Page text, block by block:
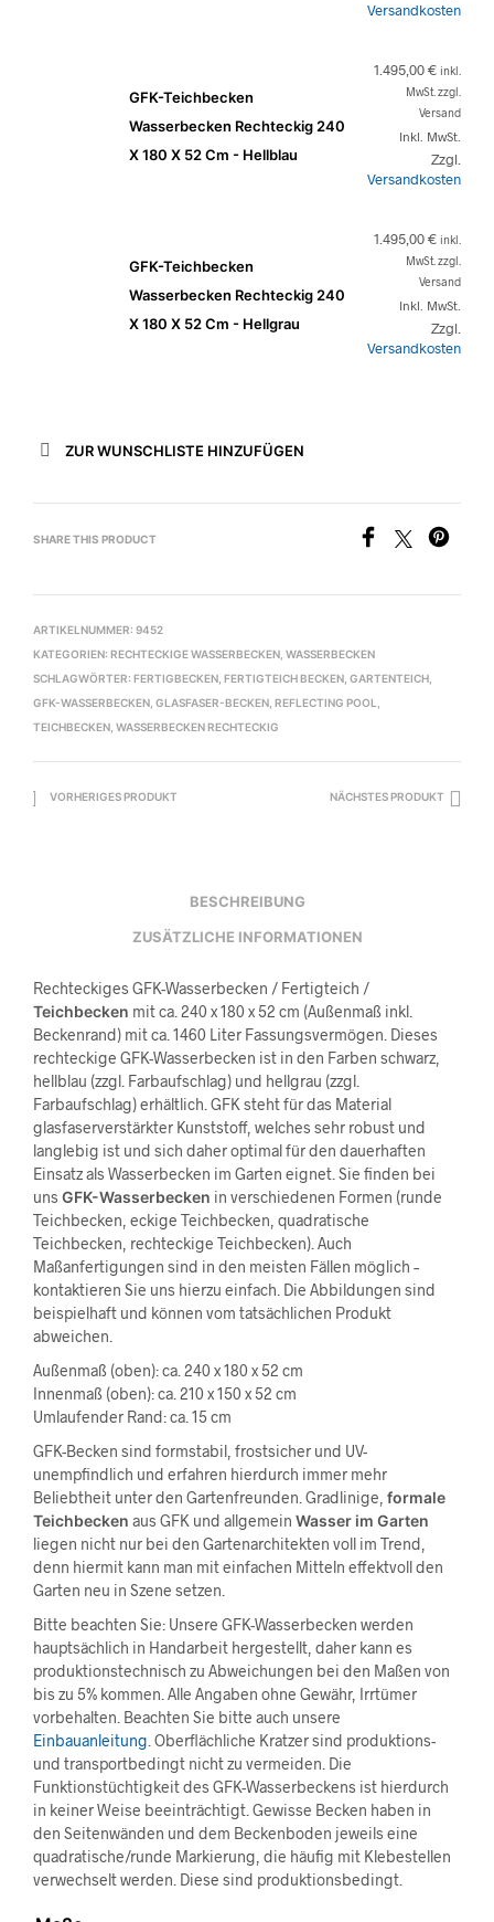
Versandkosten
GFK-Teichbecken
Wasserbecken Rechteckig 240
X 180 X 52 Cm - Hellblau
1.495,00€ inkl.
MwSt. zzgl.
Versand
Inkl. MwSt.
Zzgl.
Versandkosten
GFK-Teichbecken
Wasserbecken Rechteckig 240
X 180 X 52 Cm - Hellgrau
1.495,00€ inkl.
MwSt. zzgl.
Versand
Inkl. MwSt.
Zzgl.
Versandkosten
ZUR WUNSCHLISTE HINZUFÜGEN
SHARE THIS PRODUCT
ARTIKELNUMMER: 9452
KATEGORIEN: RECHTECKIGE WASSERBECKEN WASSERBECKEN
SCHLAGWÖRTER: FERTIGBECKEN FERTIGTEICH BECKEN GARTENTEICH
GFK-WASSERBECKEN GLASFASER-BECKEN REFLECTING POOL
TEICHBECKEN WASSERBECKEN RECHTECKIG
VORHERIGES PRODUKT NÄCHSTES PRODUKT
BESCHREIBUNG
ZUSÄTZLICHE INFORMATIONEN
Rechteckiges GFK-Wasserbecken / Fertigteich /
Teichbecken mit ca. 240 x 180 x 52 cm (Außenmaß inkl.
Beckenrand) mit ca. 1460 Liter Fassungsvermögen. Dieses
rechteckige GFK-Wasserbecken ist in den Farben schwarz,
hellblau (zzgl. Farbaufschlag) und hellgrau (zzgl.
Farbaufschlag) erhältlich. GFK steht für das Material
glasfaserverstärkter Kunststoff, welches sehr robust und
langlebig ist und sich daher optimal für den dauerhaften
Einsatz als Wasserbecken im Garten eignet. Sie finden bei
uns GFK-Wasserbecken in verschiedenen Formen (runde
Teichbecken, eckige Teichbecken, quadratische
Teichbecken, rechteckige Teichbecken). Auch
Maßanfertigungen sind in den meisten Fällen möglich –
kontaktieren Sie uns hierzu einfach. Die Abbildungen sind
beispielhaft und können vom tatsächlichen Produkt
abweichen.
Außenmaß (oben): ca. 240 x 180 x 52 cm
Innenmaß (oben): ca. 210 x 150 x 52 cm
Umlaufender Rand: ca. 15 cm
GFK-Becken sind formstabil, frostsicher und UV-
unempfindlich und erfahren hierdurch immer mehr
Beliebtheit unter den Gartenfreunden. Gradlinige, formale
Teichbecken aus GFK und allgemein Wasser im Garten
liegen nicht nur bei den Gartenarchitekten voll im Trend,
denn hiermit kann man mit einfachen Mitteln effektvoll den
Garten neu in Szene setzen.
Bitte beachten Sie: Unsere GFK-Wasserbecken werden
hauptsächlich in Handarbeit hergestellt, daher kann es
produktionstechnisch zu Abweichungen bei den Maßen von
bis zu 5% kommen. Alle Angaben ohne Gewähr, Irrtümer
vorbehalten. Beachten Sie bitte auch unsere
Einbauanleitung . Oberflächliche Kratzer sind produktions-
und transportbedingt nicht zu vermeiden. Die
Funktionstüchtigkeit des GFK-Wasserbeckens ist hierdurch
in keiner Weise beeinträchtigt. Gewisse Becken haben in
den Seitenwänden und dem Beckenboden jeweils eine
quadratische/runde Markierung, die häufig mit Klebestellen
verwechselt werden. Diese sind produktionsbedingt.